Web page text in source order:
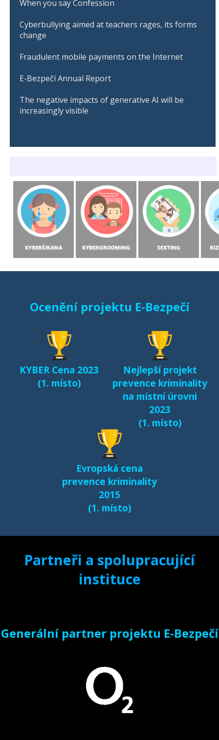
When you say Confession
Cyberbullying aimed at teachers rages, its forms
change
Fraudulent mobile payments on the Internet
E-Bezpečí Annual Report
The negative impacts of generative AI will be
increasingly visible
Ocenění projektu E-Bezpečí
KYBER Cena 2023
(1. místo)
Nejlepší projekt
prevence kriminality
na místní úrovni
2023
(1. místo)
Evropská cena
prevence kriminality
2015
(1. místo)
Partneři a spolupracující
instituce
Generální partner projektu E-Bezpečí